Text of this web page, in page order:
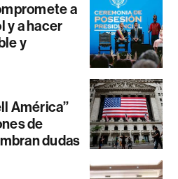
a
y a hacer
y
América”
de
dudas